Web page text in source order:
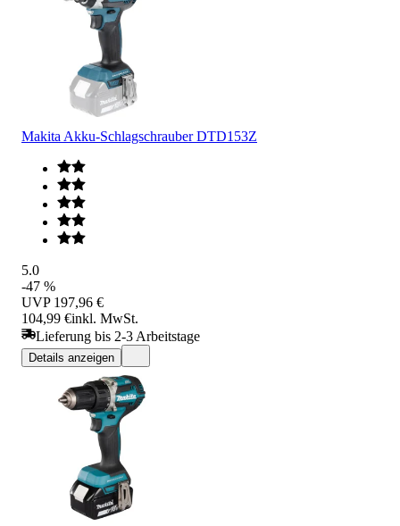
Makita Akku-Schlagschrauber DTD153Z
5.0
-47 %
UVP 197,96 €
104,99 €inkl. MwSt.
Lieferung bis 2-3 Arbeitstage
Details anzeigen